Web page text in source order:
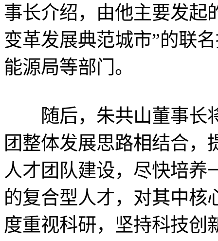
事长介绍，由他主要发起
变革发展典范城市”的联
能源局等部门。
随后，朱共山董事长将
团整体发展思路相结合
人才团队建设，尽快培养
的复合型人才，对其中核
度重视科研，坚持科技创